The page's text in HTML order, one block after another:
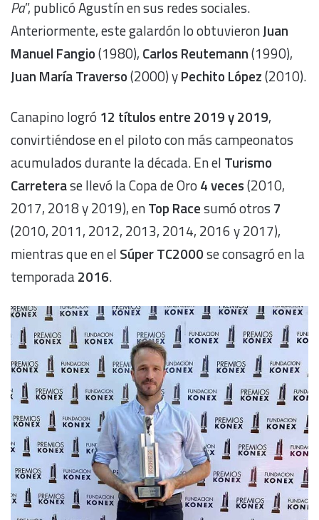
Pa”, publicó Agustín en sus redes sociales.
Anteriormente, este galardón lo obtuvieronJuan
Manuel Fangio(1980), Carlos Reutemann(1990),
Juan María Traverso(2000) yPechito López(2010).
Canapino logró 12 títulos entre 2019 y 2019,
convirtiéndose en el piloto con más campeonatos
acumulados durante la década. En el Turismo
Carreterase llevó la Copa de Oro 4 veces(2010,
2017, 2018 y 2019), enTop Racesumó otros 7
(2010, 2011, 2012, 2013, 2014, 2016 y 2017),
mientras que en el Súper TC2000se consagró en la
temporada2016.